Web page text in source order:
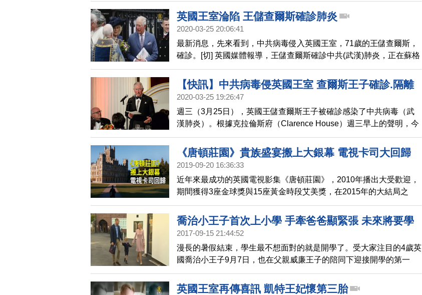
查爾斯王儲日前曾與已經確診的摩納哥親王阿爾貝二世見面，之後也
曾短暫會晤過母親、英國女王伊莉莎白二世。高齡93歲的英國女王日
英國王室淪陷 王儲查爾斯確診肺炎
2020-03-25 20:06:41
最新消息，先來看到，中共病毒侵入英國王室，71歲的王儲查爾斯，
確診。[切] 英國媒體報導，王儲查爾斯確診中共(武漢)肺炎，正在蘇格
蘭自我隔離。王室發言人表示，查爾斯王子顯現輕微症狀，夫人卡蜜
拉接受檢驗呈現陰性反應。查爾斯近幾週接觸的人很多，很難判斷出
是在哪裡感染到病毒。
【快訊】中共病毒侵英國王室 查爾斯王子確診.隔離
中
2020-03-25 19:26:47
週三（3月25日），英國王儲查爾斯王子被確診感染了中共病毒（武
漢肺炎）。根據克拉倫斯府（Clarence House）週三早上的聲明，今
年71歲的查爾斯王子被診斷出患有中共病毒（又稱COVID-19）。
《唐頓莊園》貴族盛宴搬上大銀幕 電視卡司大回歸
2019-09-20 16:36:33
近年來最成功的英國電視影集《唐頓莊園》，2010年播出大受歡迎，
期間獲得3座金球獎與15座黃金時段艾美獎，在2015年的大結局之
後，今年首度搬上大銀幕，電視原班人馬幾乎全數回歸，要再現英倫
風情。
喬治小王子首次上小學 手牽爸爸顯緊張 未來將要學
這些
2017-09-15 21:44:52
漫長的暑假結束，學生最不想面對的就是開學了。受大家注目的4歲英
國喬治小王子9月7日，也在父親威廉王子的陪同下迎接開學的第一
天，小王子第一天上學的情況如何呢？一起來看看。
英國王室再傳喜訊 凱特王妃懷第三胎